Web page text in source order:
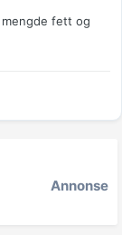
mengde fett og
Annonse